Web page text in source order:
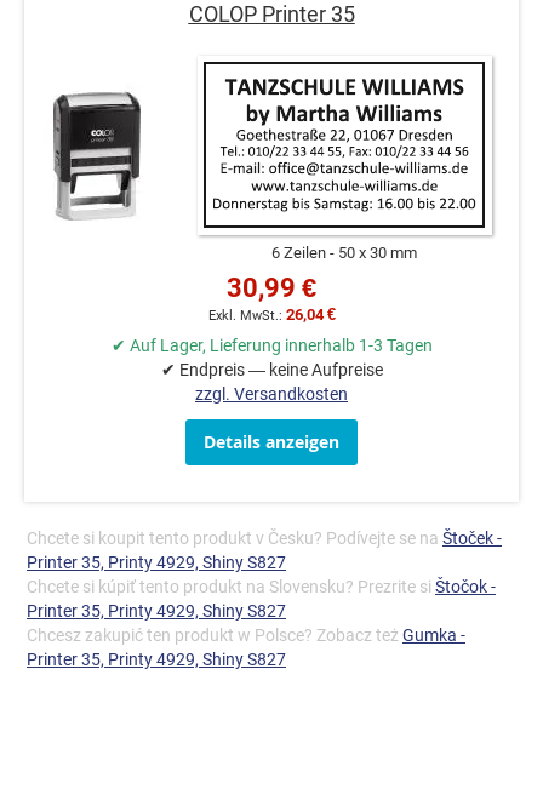
COLOP Printer 35
6 Zeilen 50 x 30 mm
30,99 €
26,04 €
✔ Auf Lager, Lieferung innerhalb 1-3 Tagen
✔ Endpreis — keine Aufpreise
zzgl. Versandkosten
Details anzeigen
Chcete si koupit tento produkt v Česku? Podívejte se na Štoček -
Printer 35, Printy 4929, Shiny S827
Chcete si kúpiť tento produkt na Slovensku? Prezrite si Štočok -
Printer 35, Printy 4929, Shiny S827
Chcesz zakupić ten produkt w Polsce? Zobacz też Gumka -
Printer 35, Printy 4929, Shiny S827